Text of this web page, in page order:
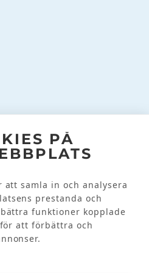
PÅ
att samla in och analysera
prestanda och
funktioner kopplade
att förbättra och